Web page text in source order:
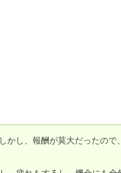
かし、報酬が莫大だったので